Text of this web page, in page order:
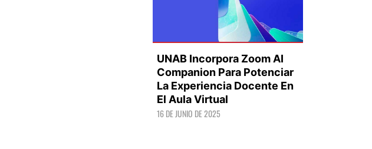
LEER +
UNAB Incorpora Zoom AI
Companion Para Potenciar
La Experiencia Docente En
El Aula Virtual
16 DE JUNIO DE 2025